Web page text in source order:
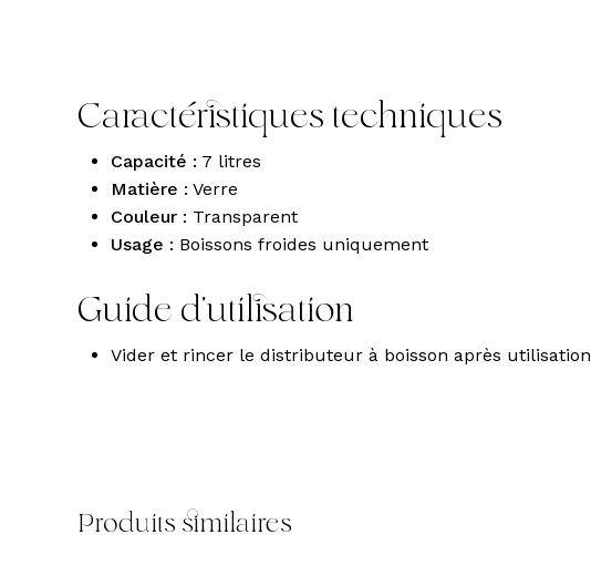
Caractéristiques techniques
Capacité : 7 litres
Matière : Verre
Couleur : Transparent
Usage : Boissons froides uniquement
Guide d’utilisation
Vider et rincer le distributeur à boisson après utilisation
Produits similaires